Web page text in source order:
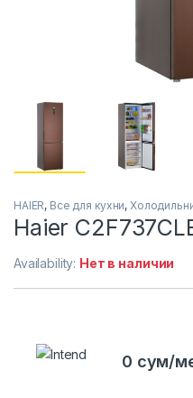
HAIER, Все для кухни,
Haier
Availability: Нет в наличии
0 сум/